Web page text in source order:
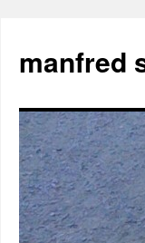
manfred